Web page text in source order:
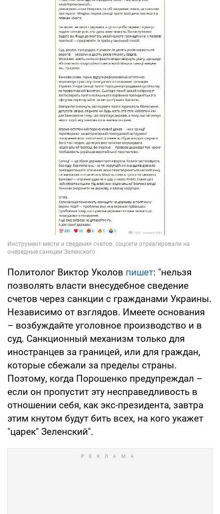
Политолог Виктор Уколов пишет: "нельзя
позволять власти внесудебное сведение
счетов через санкции с гражданами Украины.
Независимо от взглядов. Имеете основания
– возбуждайте уголовное производство и в
суд. Санкционный механизм только для
иностранцев за границей, или для граждан,
которые сбежали за пределы страны.
Поэтому, когда Порошенко предупреждал –
если он пропустит эту несправедливость в
отношении себя, как экс-президента, завтра
этим кнутом будут бить всех, на кого укажет
"царек" Зеленский".